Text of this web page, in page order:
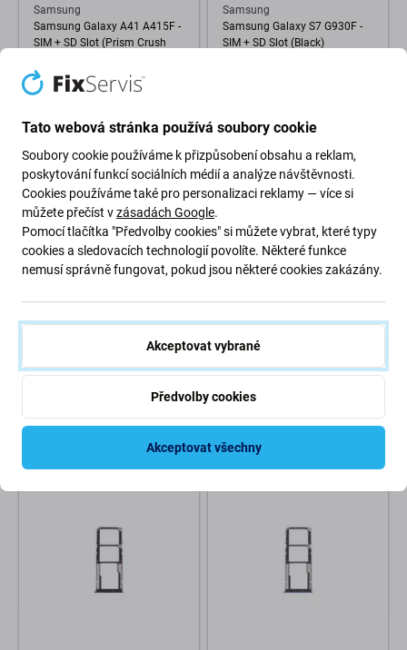
Samsung
Samsung Galaxy A41 A415F -
SIM + SD Slot (Prism Crush
Service Pack
76 Kč
NA OBJEDNÁVKU
Samsung
Samsung Galaxy S7 G930F -
SIM + SD Slot (Black)
NA OBJEDNÁVKU
SIM + SD Slot (Midnight Black)
76 Kč
Samsung
G965F - SIM + SD Slot
(Midnight Black)
38 Kč
Tato webová stránka používá soubory cookie
Soubory cookie používáme k přizpůsobení obsahu a reklam,
poskytování funkcí sociálních médií a analýze návštěvnosti.
Cookies používáme také pro personalizaci reklamy — více si
můžete přečíst vzásadách Google.
Pomocí tlačítka "Předvolby cookies" si můžete vybrat, které typy
cookies a sledovacích technologií povolíte. Některé funkce
nemusí správně fungovat, pokud jsou některé cookies zakázány.
Akceptovat vybrané
Předvolby cookies
Akceptovat všechny